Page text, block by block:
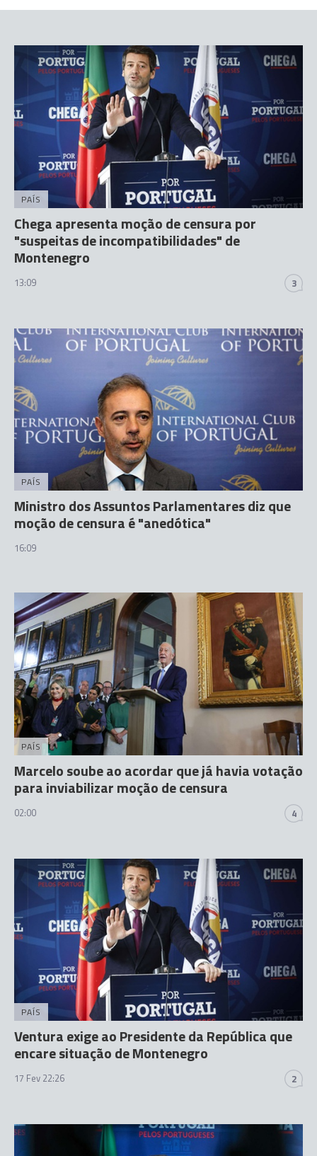
PAÍS
Chega apresenta moção de censura por
"suspeitas de incompatibilidades" de
Montenegro
13:09 3
PAÍS
Ministro dos Assuntos Parlamentares diz que
moção de censura é "anedótica"
16:09
PAÍS
Marcelo soube ao acordar que já havia votação
para inviabilizar moção de censura
02:00 4
PAÍS
Ventura exige ao Presidente da República que
encare situação de Montenegro
17 Fev 22:26 2